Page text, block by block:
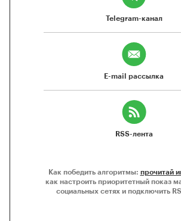
Telegram-канал
E-mail рассылка
RSS-лента
Как победить алгоритмы: прочитай
как настроить приоритетный показ
социальных сетях и подключить